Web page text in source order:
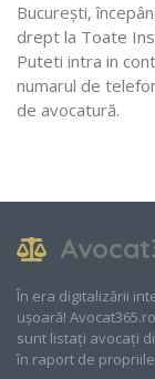
Bucureşti,
drept la Toate
Puteti intra in
numarul de
de avocatură.
În era digitalizării
ușoară!
sunt listați avocați
în raport de